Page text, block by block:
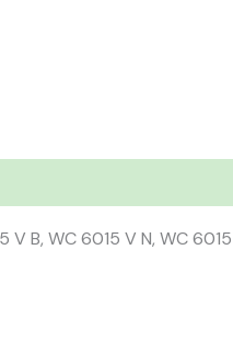
B, WC 6015 V N, WC